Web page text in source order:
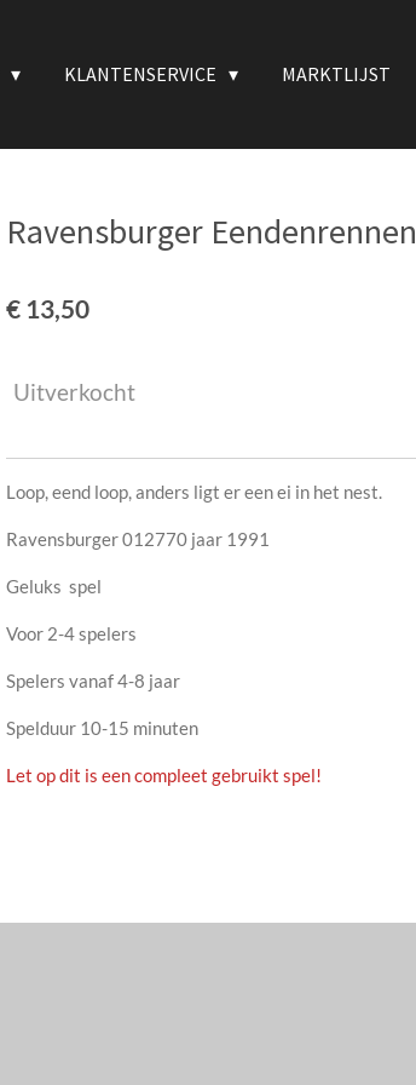
KLANTENSERVICE MARKTLIJST
Ravensburger Eendenrennen
€ 13,50
Uitverkocht
Loop, eend loop, anders ligt er een ei in het nest.
Ravensburger 012770 jaar 1991
Geluks spel
Voor 2-4 spelers
Spelers vanaf 4-8 jaar
Spelduur 10-15 minuten
Let op dit is een compleet gebruikt spel!